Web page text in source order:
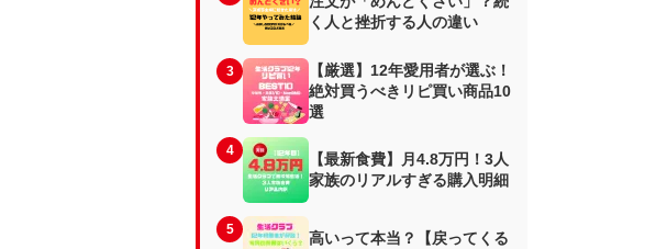
く人と挫折する人の違い
3
【厳選】12年愛用者が選ぶ！
絶対買うべきリピ買い商品10
選
4
【最新食費】月4.8万円！3人
家族のリアルすぎる購入明細
5
高いって本当？【戻ってくる